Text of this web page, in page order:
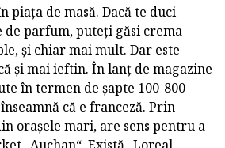
piața de masă. Dacă te duci
parfum, puteți găsi crema
și chiar mai mult. Dar este
și mai ieftin. În lanț de magazine
în termen de șapte 100-800
că e franceză. Prin
orașele mari, are sens pentru a